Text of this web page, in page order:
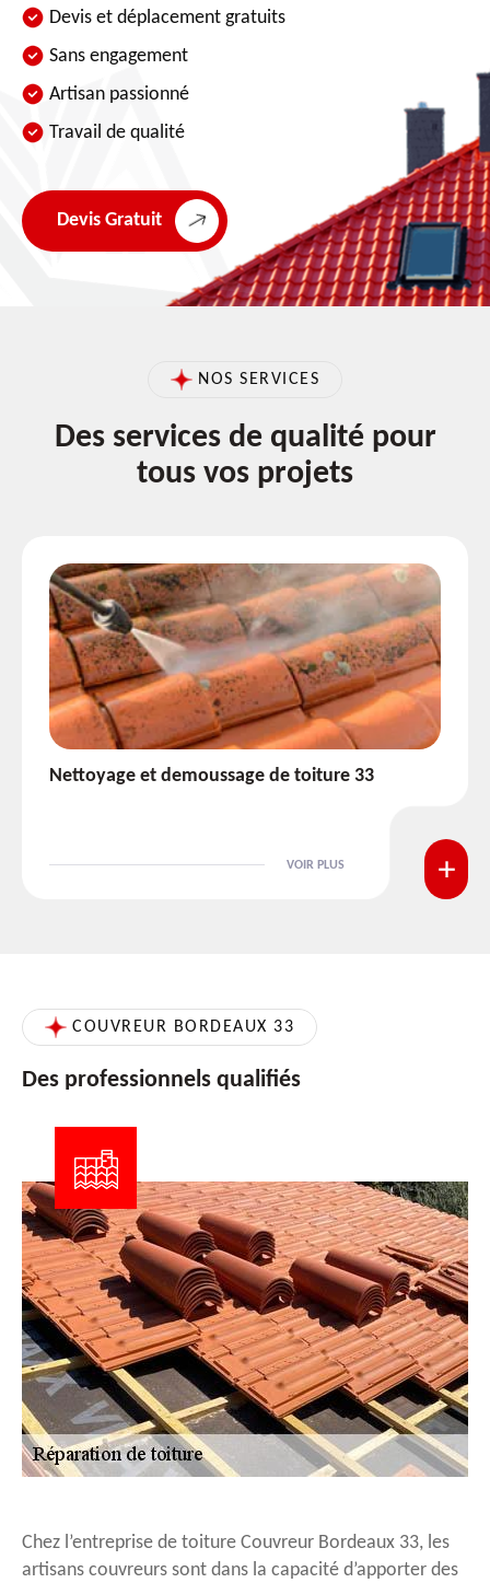
Devis et déplacement gratuits
Sans engagement
Artisan passionné
Travail de qualité
Devis Gratuit
NOS SERVICES
Des services de qualité pour
tous vos projets
Etanchéité toiture 33
VOIR PLUS
COUVREUR BORDEAUX 33
Des professionnels qualifiés
Chez l’entreprise de toiture Couvreur Bordeaux 33, les
artisans couvreurs sont dans la capacité d’apporter des